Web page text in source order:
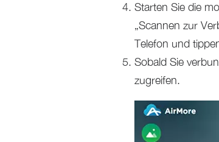
Starten Sie die
„Scannen zur
Telefon und
Sobald Sie
zugreifen.